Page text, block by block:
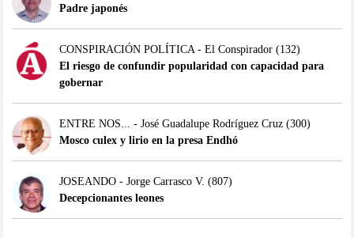
Padre japonés
CONSPIRACIÓN POLÍTICA - El Conspirador(132)
El riesgo de confundir popularidad con capacidad para
gobernar
ENTRE NOS... - José Guadalupe Rodríguez Cruz(300)
Mosco culex y lirio en la presa Endhó
JOSEANDO - Jorge Carrasco V. (807)
Decepcionantes leones